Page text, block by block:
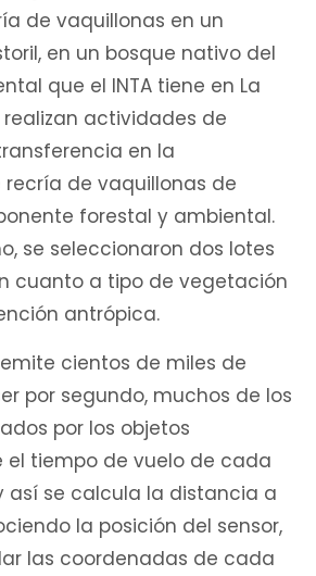
de vaquillonas en un
en un bosque nativo del
que el INTA tiene en La
actividades de
en la
de vaquillonas de
forestal y ambiental.
se seleccionaron dos lotes
cuanto a tipo de vegetación
antrópica.
emite cientos de miles de
por segundo, muchos de los
por los objetos
el tiempo de vuelo de cada
así se calcula la distancia a
la posición del sensor,
las coordenadas de cada